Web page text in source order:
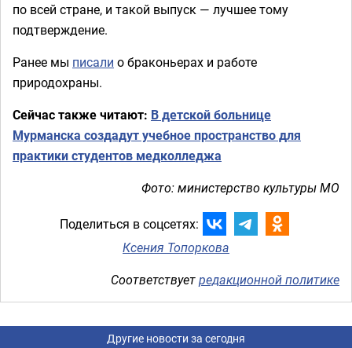
по всей стране, и такой выпуск — лучшее тому
подтверждение.
Ранее мы писали о браконьерах и работе
природохраны.
Сейчас также читают: В детской больнице
Мурманска создадут учебное пространство для
практики студентов медколледжа
Фото: министерство культуры МО
Поделиться в соцсетях:
Ксения Топоркова
Соответствуетредакционной политике
Другие новости за сегодня